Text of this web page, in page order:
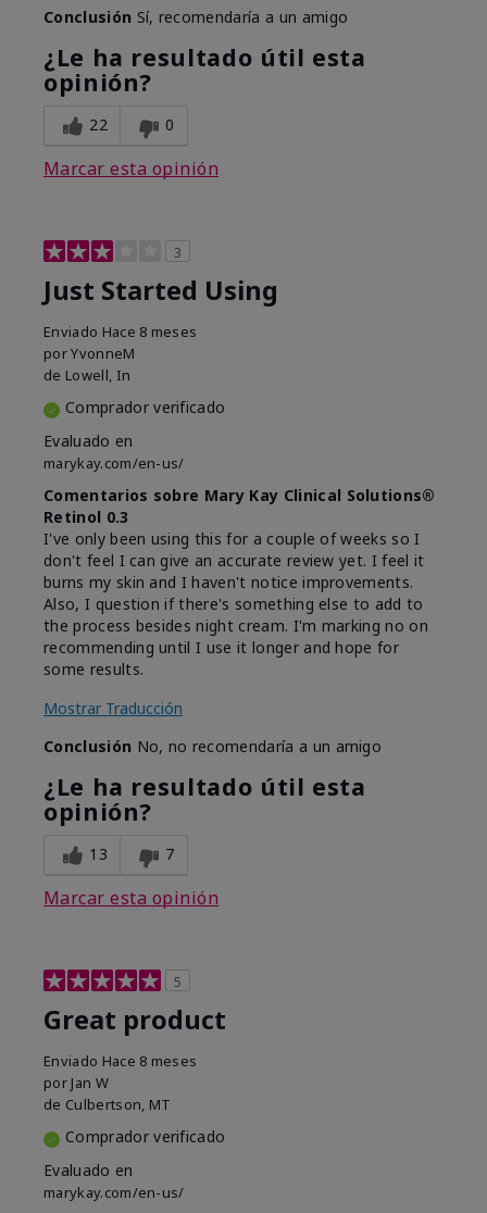
Conclusión Sí, recomendaría a un amigo
¿Le ha resultado útil esta
opinión?
22 0
Marcar esta opinión
3
Just Started Using
Enviado Hace 8 meses
porYvonneM
de Lowell, In
Comprador verificado
Evaluado en
marykay.com/en-us/
Comentarios sobre Mary Kay Clinical Solutions®
Retinol 0.3
I've only been using this for a couple of weeks so I
don't feel I can give an accurate review yet. I feel it
burns my skin and I haven't notice improvements.
Also, I question if there's something else to add to
the process besides night cream. I'm marking no on
recommending until I use it longer and hope for
some results.
Mostrar Traducción
Conclusión No, no recomendaría a un amigo
¿Le ha resultado útil esta
opinión?
13 7
Marcar esta opinión
5
Great product
Enviado Hace 8 meses
por Jan W
de Culbertson, MT
Comprador verificado
Evaluado en
marykay.com/en-us/